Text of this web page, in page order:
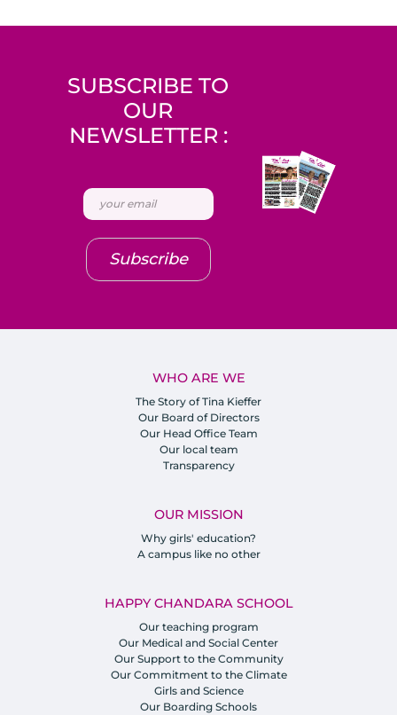
WHO ARE WE
The Story of Tina Kieffer
Our Board of Directors
Our Head Office Team
Our local team
Transparency
OUR MISSION
Why girls' education?
A campus like no other
HAPPY CHANDARA SCHOOL
Our teaching program
Our Medical and Social Center
Our Support to the Community
Our Commitment to the Climate
Girls and Science
Our Boarding Schools
SUBSCRIBE TO
OUR
NEWSLETTER :
Subscribe